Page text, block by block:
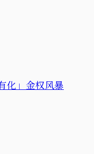
化」金权风暴